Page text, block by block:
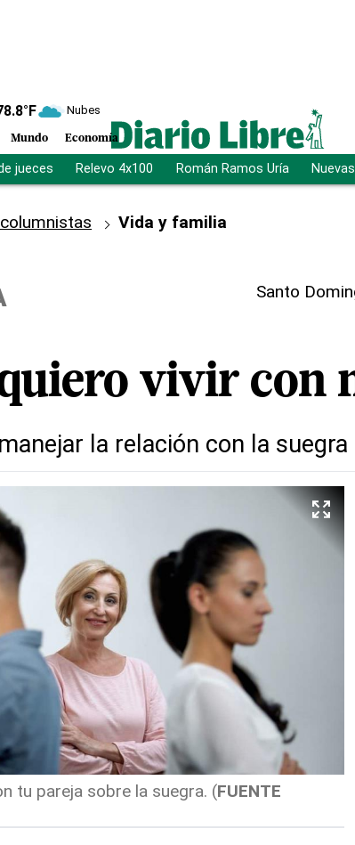
°F Nubes
Mundo Economía
jueces Relevo 4x100 Román Ramos Uría
columnistas Vida y familia
Santo
vivir con
la relación con la suegra
tu pareja sobre la suegra. (FUENTE